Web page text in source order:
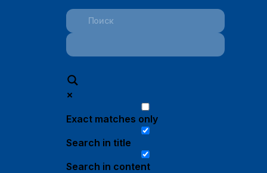
Exact matches only
Search in title
Search in content